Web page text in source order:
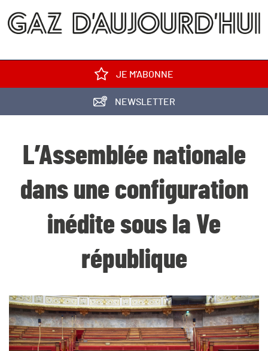
JE M'ABONNE
NEWSLETTER
L’Assemblée nationale
dans une configuration
inédite sous la Ve
république